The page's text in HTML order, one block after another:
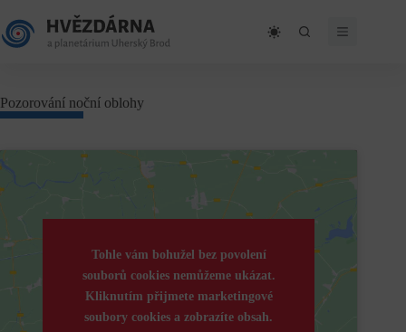
to
content
Pozorování noční oblohy
Tohle vám bohužel bez povolení
souborů cookies nemůžeme ukázat.
Kliknutím přijmete marketingové
soubory cookies a zobrazíte obsah.